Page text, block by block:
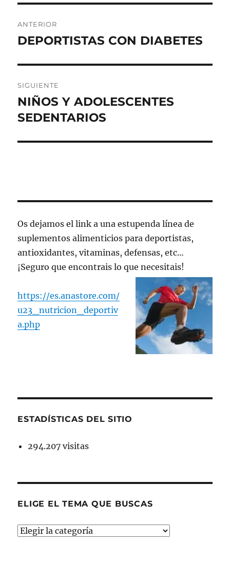
de
ANTERIOR
Entrada
DEPORTISTAS CON DIABETES
SIGUIENTE
Entrada
siguiente:
NIÑOS Y ADOLESCENTES
SEDENTARIOS
Os dejamos el link a una estupenda línea de
suplementos alimenticios para deportistas,
antioxidantes, vitaminas, defensas, etc…
¡Seguro que encontrais lo que necesitais!
https://es.anastore.com/
u23_nutricion_deportiv
a.php
ESTADÍSTICAS DEL SITIO
294.207 visitas
ELIGE EL TEMA QUE BUSCAS
ELIGE